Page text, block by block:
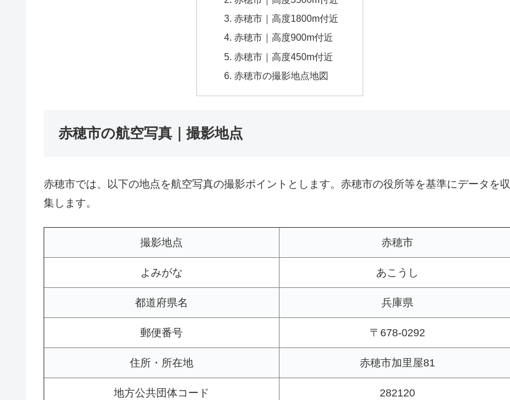
赤穂市｜高度1800m付近
赤穂市｜高度900m付近
赤穂市｜高度450m付近
赤穂市の撮影地点地図
赤穂市の航空写真｜撮影地点
赤穂市では、以下の地点を航空写真の撮影ポイントとします。赤穂市の役所等を基準にデータを収
集します。
撮影地点 赤穂市
よみがな あこうし
都道府県名 兵庫県
郵便番号 〒678-0292
住所・所在地 赤穂市加里屋81
地方公共団体コード 282120